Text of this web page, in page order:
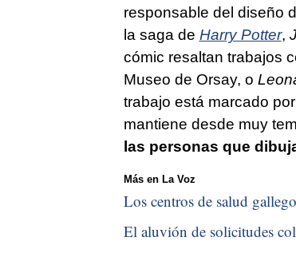
responsable del diseño
la saga de Harry Potter,
cómic resaltan trabajos
Museo de Orsay, o
trabajo está marcado
mantiene desde muy
las personas que
Más en La Voz
Los centros de salud
El aluvión de solicitudes